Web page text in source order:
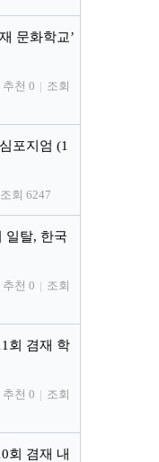
문화학교’
추천 0 | 조회
포지엄 (1
조회 6247
일탈, 한국
추천 0 | 조회
회 겸재 학
추천 0 | 조회
회 겸재 내